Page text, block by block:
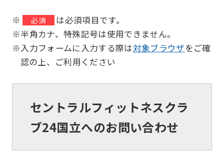
※ 必須
は必須項目です。
※半角カナ、特殊記号は使用できません。
※入力フォームに入力する際は対象ブラウザをご確
認の上、ご利用ください
セントラルフィットネスクラ
ブ24国立へのお問い合わせ